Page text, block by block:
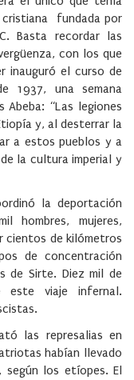
cristiana fundada por
Basta recordar las
con los que
inauguró el curso de
1937, una semana
Abeba: “Las legiones
y, al desterrar la
a estos pueblos y a
la cultura imperial y
la deportación
hombres, mujeres,
cientos de kilómetros
de concentración
de Sirte. Diez mil de
este viaje infernal.
las represalias en
habían llevado
los etíopes. El